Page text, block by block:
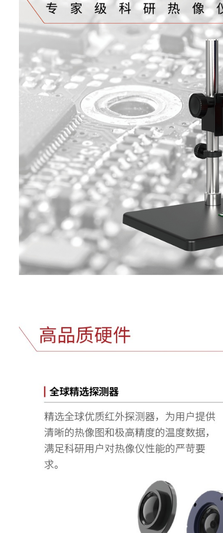
超像素(SR)
增强至2048*1536
探测器类型
非制冷型红外焦平面探测
(NETD)
30mk(0.03°C)
像元间距
12μm
响应波段
7~14μm
图像帧频
30Hz
镜头视场角
(FOV)
25°x19°
空间分辨率
(IFOV)
0.43mrad
最小成像距离 0.4m
对焦方式
手动对焦、激光自动对焦、对
动对焦、连续自动对焦
数码变焦
1~45倍连续变焦
智能对焦系统
T-DEF 可见光测温，可调节热像透明
MagicThermal"
面中，通过触控的方式呈现目
的彩色热成像，其他区域则以
成像显示
IREdge功能
支持红外轮廓识别
T-TWB
支持
-20°C~700°C